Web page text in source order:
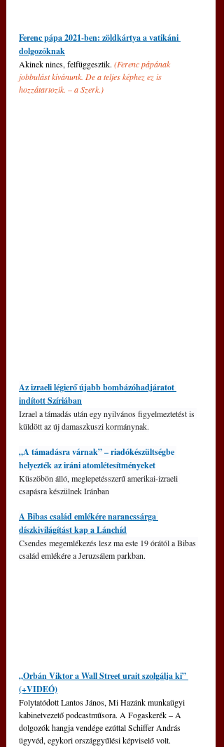
Ferenc pápa 2021-ben: zöldkártya a vatikáni
dolgozóknak
Akinek nincs, felfüggesztik. (Ferenc pápának
jobbulást kívánunk. De a teljes képhez ez is
hozzátartozik. – a Szerk.)
Az izraeli légierő újabb bombázóhadjáratot
indított Szíriában
Izrael a támadás után egy nyilvános figyelmeztetést is
küldött az új damaszkuszi kormánynak.
„A támadásra várnak” – riadókészültségbe
helyezték az iráni atomlétesítményeket
Küszöbön álló, meglepetésszerű amerikai-izraeli
csapásra készülnek Iránban
A Bibas család emlékére narancssárga
díszkivilágítást kap a Lánchíd
Csendes megemlékezés lesz ma este 19 órától a Bibas
család emlékére a Jeruzsálem parkban.
„Orbán Viktor a Wall Street urait szolgálja ki”
(+VIDEÓ)
Folytatódott Lantos János, Mi Hazánk munkaügyi
kabinetvezető podcastműsora. A Fogaskerék – A
dolgozók hangja vendége ezúttal Schiffer András
ügyvéd, egykori országgyűlési képviselő volt.